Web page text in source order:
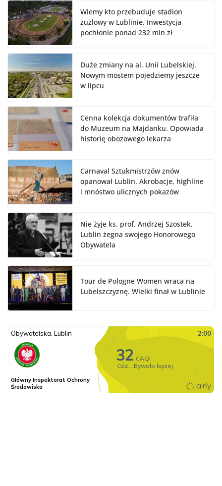
Wiemy kto przebuduje stadion
żużlowy w Lublinie. Inwestycja
pochłonie ponad 232 mln zł
Duże zmiany na al. Unii Lubelskiej.
Nowym mostem pojedziemy jeszcze
w lipcu
Cenna kolekcja dokumentów trafiła
do Muzeum na Majdanku. Opowiada
historię obozowego lekarza
Carnaval Sztukmistrzów znów
opanował Lublin. Akrobacje, highline
i mnóstwo ulicznych pokazów
Nie żyje ks. prof. Andrzej Szostek.
Lublin żegna swojego Honorowego
Obywatela
Tour de Pologne Women wraca na
Lubelszczyznę. Wielki finał w Lublinie